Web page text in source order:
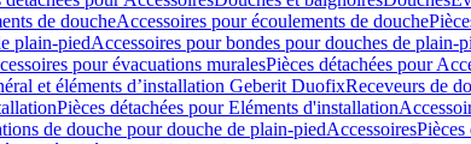
de doucheAccessoires pour écoulements de douche
plain-piedAccessoires pour bondes pour douches de plain-
pour évacuations muralesPièces détachées pour
et éléments d’installation Geberit DuofixReceveurs de
Pièces détachées pour Eléments d'installation
de douche pour douche de plain-piedAccessoiresPièces